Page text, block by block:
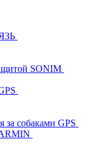
SONIM
за собаками GPS